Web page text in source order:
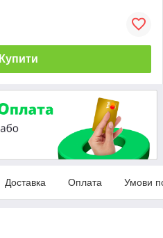
Купити
Доставка Оплата Умови